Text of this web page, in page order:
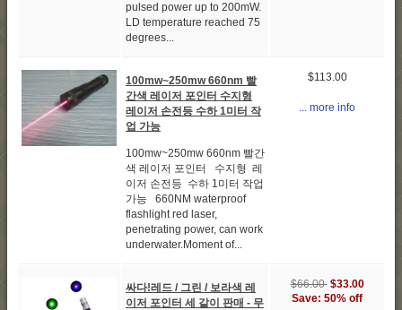
pulsed power up to 200mW.
LD temperature reached 75
degrees...
100mw~250mw 660nm 빨
간색 레이저 포인터 수지형
레이저 손전등 수하 1미터 작
업 가능
100mw~250mw 660nm 빨간
색 레이저 포인터 수지형 레
이저 손전등 수하 1미터 작업
가능 660NM waterproof
flashlight red laser,
penetrating power, can work
underwater.Moment of...
$113.00
... more info
싸다!레드 / 그린 / 보라색 레
이저 포인터 세 같이 판매 - 무
$66.00 $33.00
Save: 50% off